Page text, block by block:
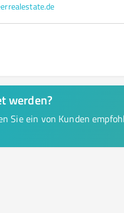
werden?
Sie ein von Kunden